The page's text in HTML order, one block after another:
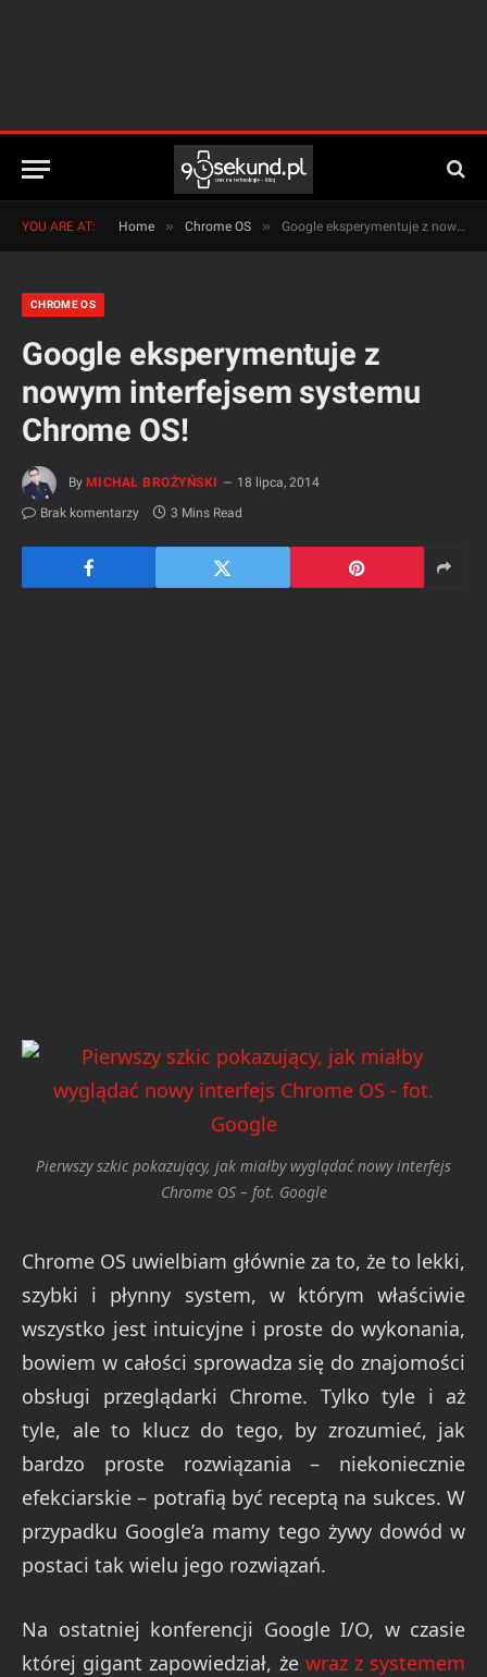
YOU ARE AT: Home » Chrome OS » Google eksperymentuje z nowym interfejsem systemu Chrome OS!
CHROME OS
Google eksperymentuje z
nowym interfejsem systemu
Chrome OS!
By MICHAŁ BROŻYŃSKI
18 lipca, 2014
Brak komentarzy
3 Mins Read
Pierwszy szkic pokazujący, jak miałby wyglądać nowy interfejs
Chrome OS – fot. Google
Chrome OS uwielbiam głównie za to, że to lekki,
szybki i płynny system, w którym właściwie
wszystko jest intuicyjne i proste do wykonania,
bowiem w całości sprowadza się do znajomości
obsługi przeglądarki Chrome. Tylko tyle i aż
tyle, ale to klucz do tego, by zrozumieć, jak
bardzo proste rozwiązania – niekoniecznie
efekciarskie – potrafią być receptą na sukces. W
przypadku Google’a mamy tego żywy dowód w
postaci tak wielu jego rozwiązań.
Na ostatniej konferencji Google I/O, w czasie
której gigant zapowiedział, że wraz z systemem